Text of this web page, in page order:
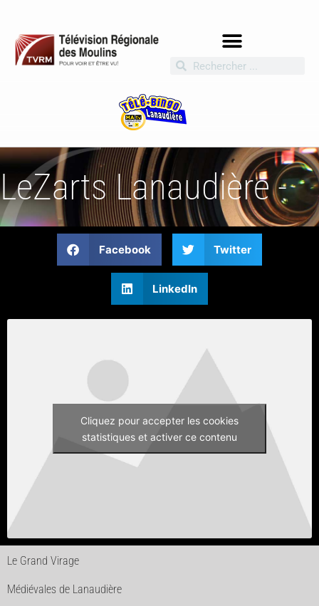
LeZarts Lanaudière -
Facebook Twitter
LinkedIn
Cliquez pour accepter les cookies
statistiques et activer ce contenu
Le Grand Virage
Médiévales de Lanaudière